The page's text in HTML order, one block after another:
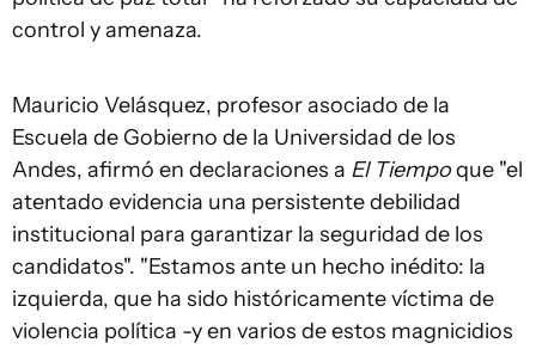
control y amenaza.
Mauricio Velásquez, profesor asociado de la
Escuela de Gobierno de la Universidad de los
Andes, afirmó en declaraciones a El Tiempoque "el
atentado evidencia una persistente debilidad
institucional para garantizar la seguridad de los
candidatos". "Estamos ante un hecho inédito: la
izquierda, que ha sido históricamente víctima de
violencia política -y en varios de estos magnicidios